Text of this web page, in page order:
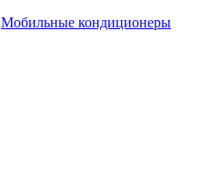
Мобильные кондиционеры